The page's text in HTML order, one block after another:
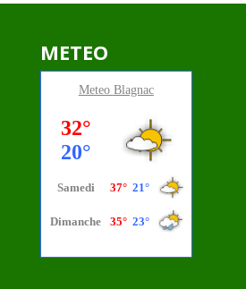
METEO
Meteo Blagnac